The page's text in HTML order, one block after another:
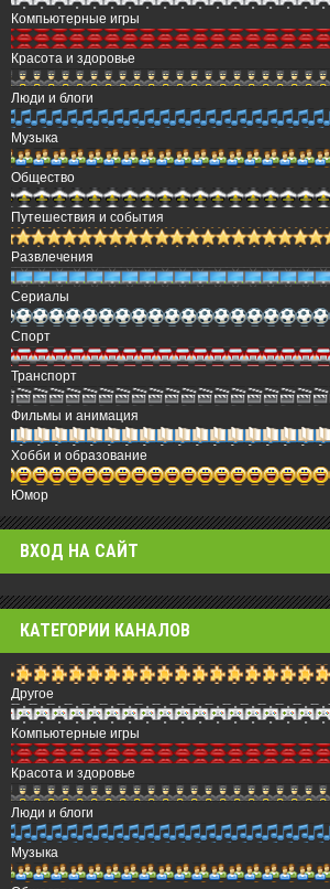
Компьютерные игры
Красота и здоровье
Люди и блоги
Музыка
Общество
Путешествия и события
Развлечения
Сериалы
Спорт
Транспорт
Фильмы и анимация
Хобби и образование
Юмор
ВХОД НА САЙТ
КАТЕГОРИИ КАНАЛОВ
Другое
Компьютерные игры
Красота и здоровье
Люди и блоги
Музыка